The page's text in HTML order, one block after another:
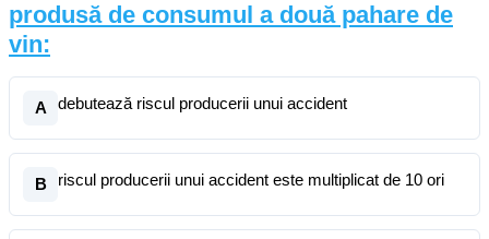
produsă de consumul a două pahare de
vin:
A debutează riscul producerii unui accident
B riscul producerii unui accident este multiplicat de 10 ori